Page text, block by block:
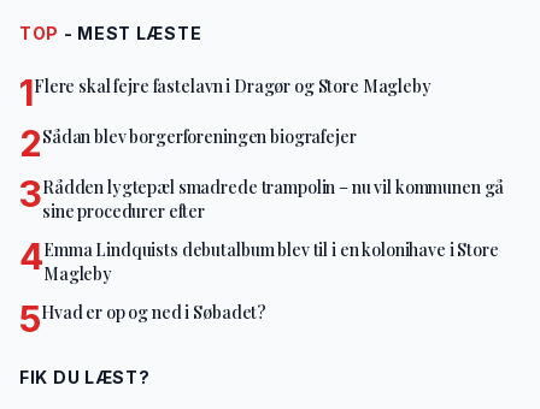
TOP - MEST LÆSTE
1Flere skal fejre fastelavn i Dragør og Store Magleby
2Sådan blev borgerforeningen biografejer
3Rådden lygtepæl smadrede trampolin – nu vil kommunen gå
sine procedurer efter
4Emma Lindquists debutalbum blev til i en kolonihave i Store
Magleby
5Hvad er op og ned i Søbadet?
FIK DU LÆST?